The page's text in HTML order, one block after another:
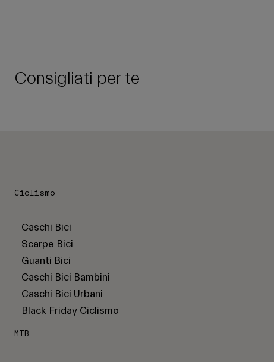
Consigliati per te
Ciclismo
Caschi Bici
Scarpe Bici
Guanti Bici
Caschi Bici Bambini
Caschi Bici Urbani
Black Friday Ciclismo
MTB